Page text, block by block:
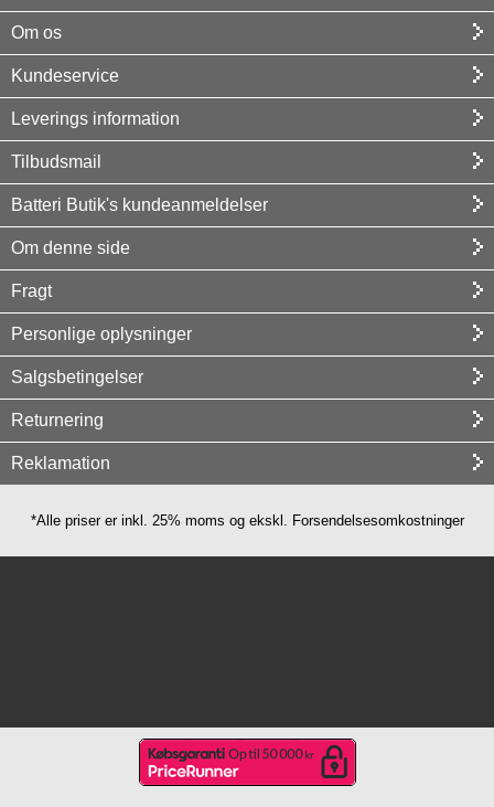
Om os
Kundeservice
Leverings information
Tilbudsmail
Batteri Butik's kundeanmeldelser
Om denne side
Fragt
Personlige oplysninger
Salgsbetingelser
Returnering
Reklamation
*Alle priser er inkl. 25% moms og ekskl. Forsendelsesomkostninger